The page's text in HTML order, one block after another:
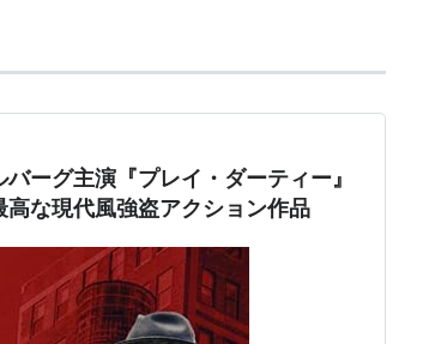
ーグ主演『プレイ・ダーティー』
な現代風強盗アクション作品